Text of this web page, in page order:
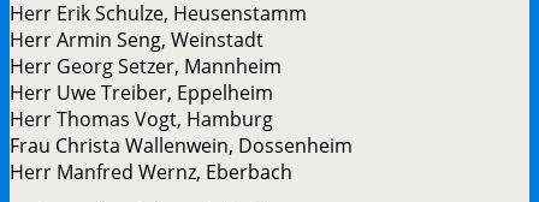
Herr Erik Schulze, Heusenstamm
Herr Armin Seng, Weinstadt
Herr Georg Setzer, Mannheim
Herr Uwe Treiber, Eppelheim
Herr Thomas Vogt, Hamburg
Frau Christa Wallenwein, Dossenheim
Herr Manfred Wernz, Eberbach